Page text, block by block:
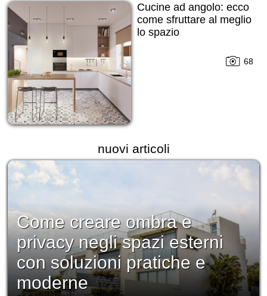
Cucine ad angolo: ecco
come sfruttare al meglio
lo spazio
68
nuovi articoli
Come creare ombra e
privacy negli spazi esterni
con soluzioni pratiche e
moderne